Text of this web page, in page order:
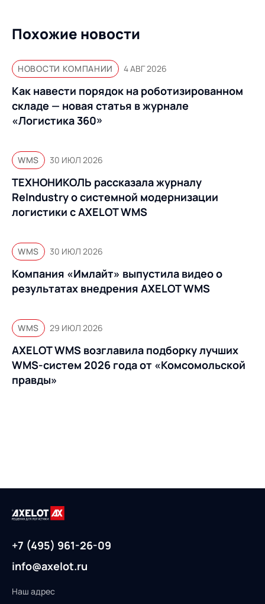
Похожие новости
НОВОСТИ КОМПАНИИ 4 АВГ 2026
Как навести порядок на роботизированном
складе — новая статья в журнале
«Логистика 360»
WMS 30 ИЮЛ 2026
ТЕХНОНИКОЛЬ рассказала журналу
ReIndustry о системной модернизации
логистики с AXELOT WMS
WMS 30 ИЮЛ 2026
Компания «Имлайт» выпустила видео о
результатах внедрения AXELOT WMS
WMS 29 ИЮЛ 2026
AXELOT WMS возглавила подборку лучших
WMS-систем 2026 года от «Комсомольской
правды»
+7 (495) 961-26-09
info@axelot.ru
Наш адрес